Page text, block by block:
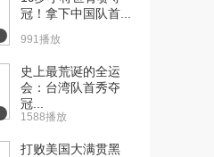
冠！拿下中国队首...
991播放
史上最荒诞的全运
会：台湾队首秀夺
冠...
1588播放
打败美国大满贯黑